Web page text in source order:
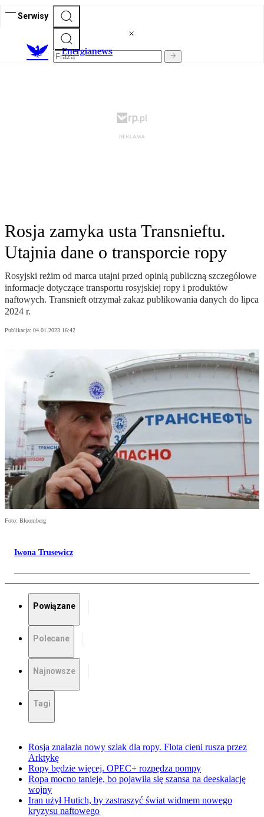
Serwisy
Energianews
Rosja zamyka usta Transnieftu.
Utajnia dane o transporcie ropy
Rosyjski reżim od marca utajni przed opinią publiczną szczegółowe
informacje dotyczące transportu rosyjskiej ropy i produktów
naftowych. Transnieft otrzymał zakaz publikowania danych do lipca
2024 r.
Publikacja: 04.01.2023 16:42
Foto: Bloomberg
Iwona Trusewicz
Powiązane
Polecane
Najnowsze
Tagi
Rosja znalazła nowy szlak dla ropy. Flota cieni rusza przez
Arktykę
Ropy będzie więcej. OPEC+ rozpędza pompy
Ropa mocno tanieje, bo pojawiła się szansa na deeskalację
wojny
Iran użył Hutich, by zastraszyć świat widmem nowego
kryzysu naftowego